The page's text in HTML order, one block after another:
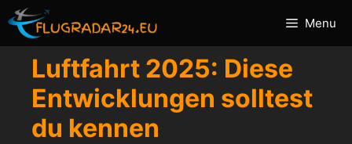
Zum
Inhalt
springen
Menu
Luftfahrt 2025: Diese
Entwicklungen solltest
du kennen